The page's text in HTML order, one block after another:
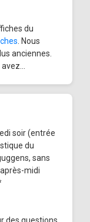
du
. Nous
anciennes.
soir (entrée
du
sans
midi